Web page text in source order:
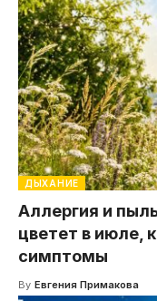
ДЫХАНИЕ
Аллергия и
цветет в июле,
симптомы
By Евгения Примакова